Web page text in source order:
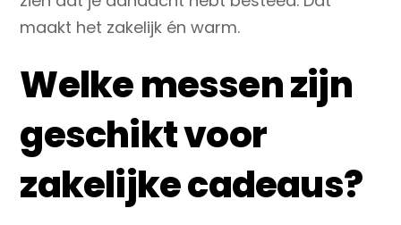
maakt het zakelijk én warm.
Welke messen zijn
geschikt voor
zakelijke cadeaus?